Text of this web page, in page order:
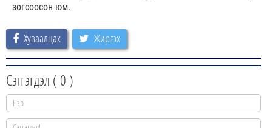
зогсоосон юм.
Хуваалцах Жиргэх
Сэтгэгдэл ( 0 )